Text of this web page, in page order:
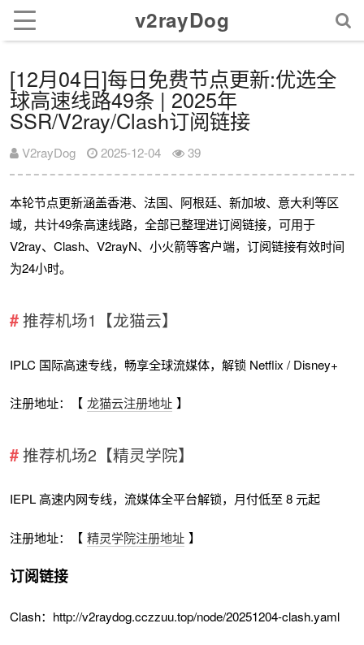
v2rayDog
[12月04日]每日免费节点更新:优选全
球高速线路49条 | 2025年
SSR/V2ray/Clash订阅链接
V2rayDog 2025-12-04 39
本轮节点更新涵盖香港、法国、阿根廷、新加坡、意大利等区
域，共计49条高速线路，全部已整理进订阅链接，可用于
V2ray、Clash、V2rayN、小火箭等客户端，订阅链接有效时间
为24小时。
推荐机场1【龙猫云】
IPLC 国际高速专线，畅享全球流媒体，解锁 Netflix / Disney+
注册地址：【 龙猫云注册地址 】
推荐机场2【精灵学院】
IEPL 高速内网专线，流媒体全平台解锁，月付低至 8 元起
注册地址：【 精灵学院注册地址 】
订阅链接
Clash：http://v2raydog.cczzuu.top/node/20251204-clash.yaml